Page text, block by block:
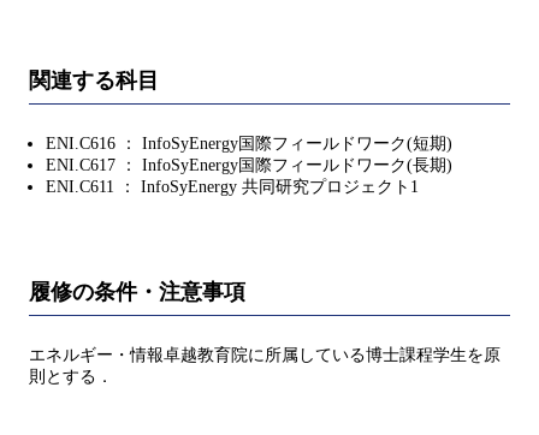
関連する科目
ENI.C616 ： InfoSyEnergy国際フィールドワーク(短期)
ENI.C617 ： InfoSyEnergy国際フィールドワーク(長期)
ENI.C611 ： InfoSyEnergy 共同研究プロジェクト1
履修の条件・注意事項
エネルギー・情報卓越教育院に所属している博士課程学生を原
則とする．